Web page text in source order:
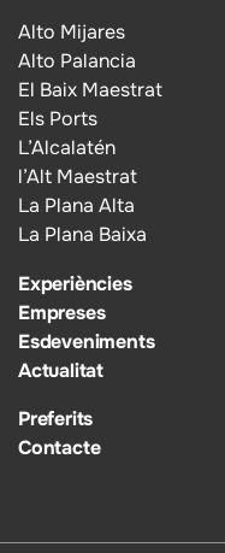
Alto Mijares
Alto Palancia
El Baix Maestrat
Els Ports
L’Alcalatén
l’Alt Maestrat
La Plana Alta
La Plana Baixa
Experiències
Empreses
Esdeveniments
Actualitat
Preferits
Contacte